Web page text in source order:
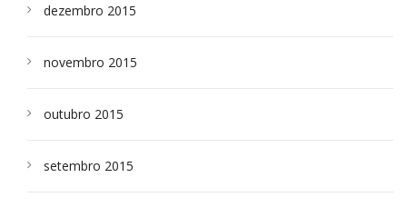
dezembro 2015
novembro 2015
outubro 2015
setembro 2015